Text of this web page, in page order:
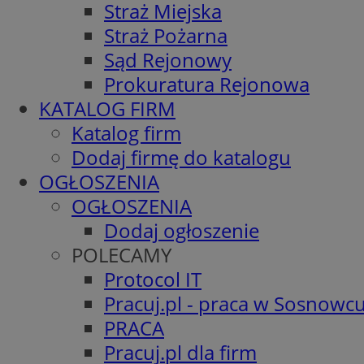
Straż Miejska
Straż Pożarna
Sąd Rejonowy
Prokuratura Rejonowa
KATALOG FIRM
Katalog firm
Dodaj firmę do katalogu
OGŁOSZENIA
OGŁOSZENIA
Dodaj ogłoszenie
POLECAMY
Protocol IT
Pracuj.pl - praca w
PRACA
Pracuj.pl dla firm